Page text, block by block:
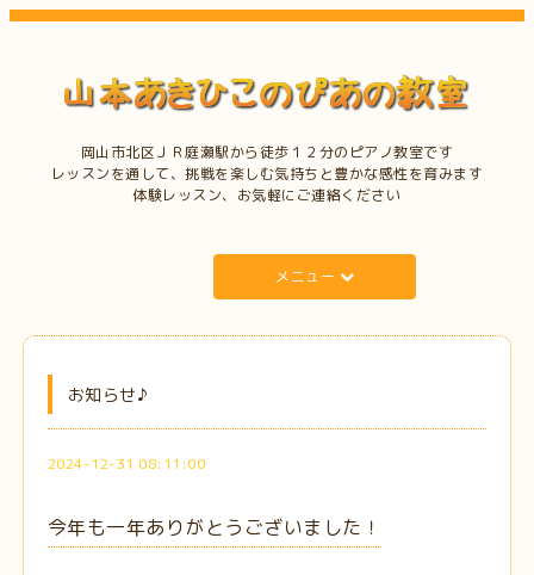
岡山市北区ＪＲ庭瀬駅から徒歩１２分のピアノ教室です
レッスンを通して、挑戦を楽しむ気持ちと豊かな感性を育みます
体験レッスン、お気軽にご連絡ください
メニュー
お知らせ♪
2024-12-31 08:11:00
今年も一年ありがとうございました！